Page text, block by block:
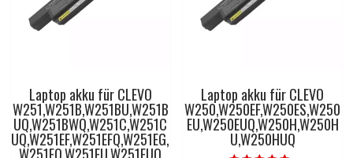
Laptop akku für CLEVO
W251,W251B,W251BU,W251B
UQ,W251BWQ,W251C,W251C
UQ,W251EF,W251EFQ,W251EG,
Laptop akku für CLEVO
W250,W250EF,W250ES,W250
EU,W250EUQ,W250H,W250H
U,W250HUQ